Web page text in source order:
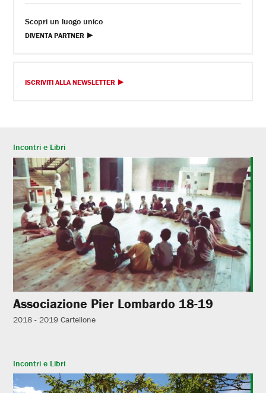
Scopri un luogo unico
DIVENTA PARTNER
ISCRIVITI ALLA NEWSLETTER
Incontri e Libri
Associazione Pier Lombardo 18-19
2018 - 2019 Cartellone
Incontri e Libri